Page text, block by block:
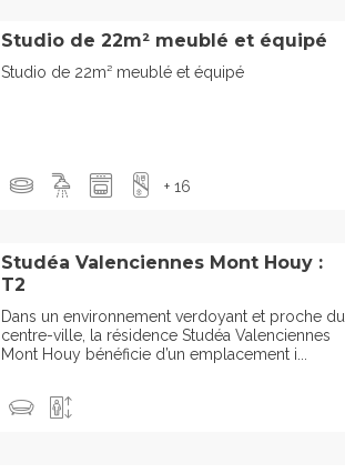
Studio de 22m² meublé et équipé
Studio de 22m² meublé et équipé
+ 16
Studéa Valenciennes Mont Houy :
T2
Dans un environnement verdoyant et proche du
centre-ville, la résidence Studéa Valenciennes
Mont Houy bénéficie d’un emplacement i...